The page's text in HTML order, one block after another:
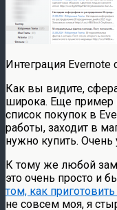
Интеграция Evernote
Как вы видите,
широка. Еще пример
список покупок в
работы, заходит в
нужно купить. Очень
К тому же любой
это очень просто и
том, как
не совсем моя, я